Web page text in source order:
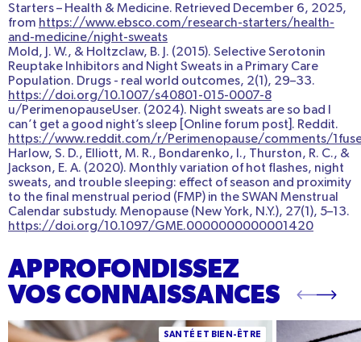
Starters – Health & Medicine. Retrieved December 6, 2025,
from https://www.ebsco.com/research-starters/health-
and-medicine/night-sweats
Mold, J. W., & Holtzclaw, B. J. (2015). Selective Serotonin
Reuptake Inhibitors and Night Sweats in a Primary Care
Population. Drugs - real world outcomes, 2(1), 29–33.
https://doi.org/10.1007/s40801-015-0007-8
u/PerimenopauseUser. (2024). Night sweats are so bad I
can’t get a good night’s sleep [Online forum post]. Reddit.
https://www.reddit.com/r/Perimenopause/comments/
Harlow, S. D., Elliott, M. R., Bondarenko, I., Thurston, R. C., &
Jackson, E. A. (2020). Monthly variation of hot flashes, night
sweats, and trouble sleeping: effect of season and proximity
to the final menstrual period (FMP) in the SWAN Menstrual
Calendar substudy. Menopause (New York, N.Y.), 27(1), 5–13.
https://doi.org/10.1097/GME.0000000000001420
APPROFONDISSEZ
VOS CONNAISSANCES
Quelle eau boire quand on est constipé ? Les
SANTÉ ET BIEN-ÊTRE
Manganèse :